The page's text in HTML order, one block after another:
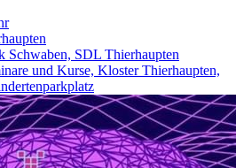
Schwaben, SDL Thierhaupten
und Kurse, Kloster Thierhaupten,